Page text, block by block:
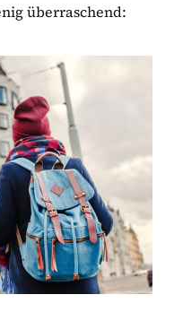
überraschend: